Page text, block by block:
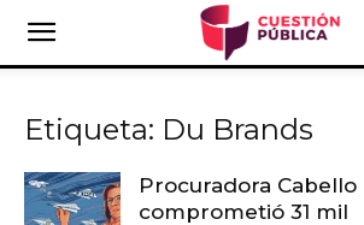
Etiqueta: Du Brands
Procuradora Cabello
comprometió 31 mil